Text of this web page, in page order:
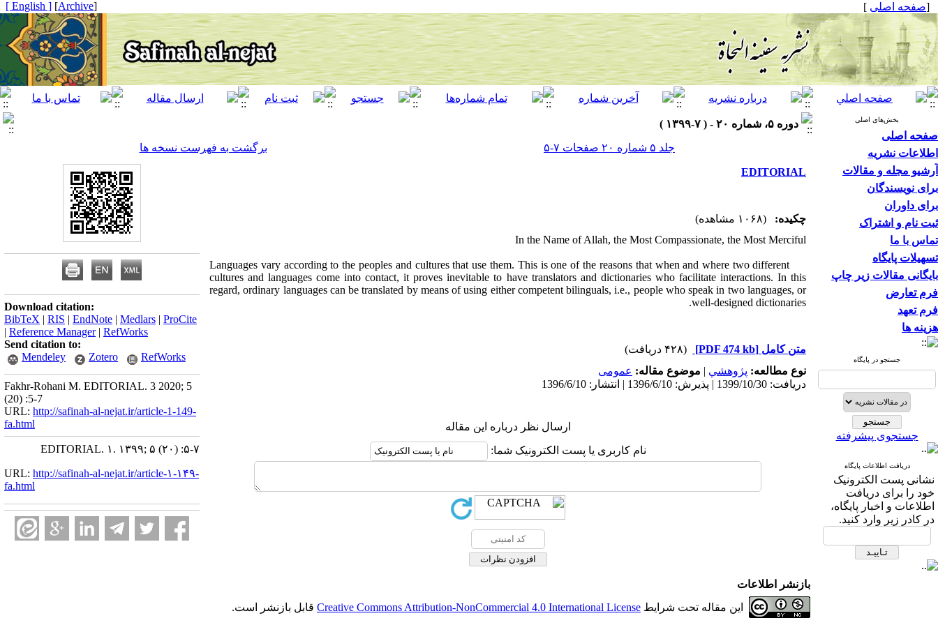
[صفحه اصلی ]
[
Archive
]
[ English ]
بخش‌های اصلی
صفحه اصلی
اطلاعات نشریه
آرشیو مجله و مقالات
برای نویسندگان
برای داوران
ثبت نام و اشتراک
تماس با ما
تسهیلات پایگاه
بایگانی مقالات زیر چاپ
فرم تعارض
فرم تعهد
هزینه ها
جستجو در پایگاه
جستجوی پیشرفته
دریافت اطلاعات پایگاه
نشانی پست الکترونیک
خود را برای دریافت
اطلاعات و اخبار پایگاه،
در کادر زیر وارد کنید.
دوره ۵، شماره ۲۰ - ( ۷-۱۳۹۹ )
جلد ۵ شماره ۲۰ صفحات ۷-۵
برگشت به فهرست نسخه ها
EDITORIAL
چکیده:
(۱۰۶۸ مشاهده)
In the Name of Allah, the Most Compassionate, the Most Merciful
Languages vary according to the peoples and cultures that use them. This is one of the reasons that when and where two different
cultures and languages come into contact, it proves inevitable to have translators and dictionaries who facilitate interactions. In this
regard, ordinary languages can be translated by means of using either competent bilinguals, i.e., people who speak in two languages, or
well-designed dictionaries.
متن کامل [PDF 474 kb]
(۴۲۸ دریافت)
نوع مطالعه: پژوهشي | موضوع مقاله: عمومى
دریافت: 1399/10/30 | پذیرش: 1396/6/10 | انتشار: 1396/6/10
ارسال نظر درباره این مقاله
نام کاربری یا پست الکترونیک شما:
Download citation:
BibTeX | RIS | EndNote | Medlars | ProCite
| Reference Manager| RefWorks
Send citation to:
Mendeley
Zotero RefWorks
Fakhr-Rohani M. EDITORIAL. 3 2020; 5
(20) :5-7
URL: http://safinah-al-nejat.ir/article-1-149-
fa.html
EDITORIAL. ۱. ۱۳۹۹; ۵ (۲۰) :۵-۷
URL: http://safinah-al-nejat.ir/article-۱-۱۴۹-
fa.html
بازنشر اطلاعات
این مقاله تحت شرایط Creative Commons Attribution-NonCommercial 4.0 International License قابل بازنشر است.